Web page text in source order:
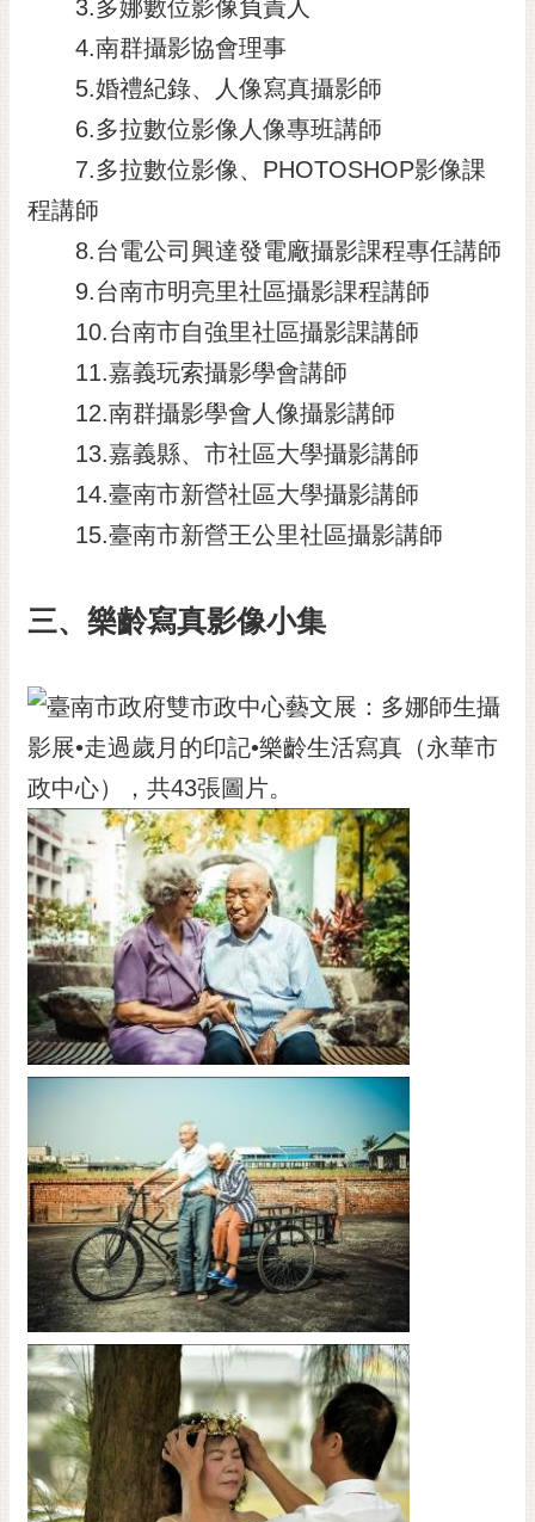
3.多娜數位影像負責人
4.南群攝影協會理事
5.婚禮紀錄、人像寫真攝影師
6.多拉數位影像人像專班講師
7.多拉數位影像、PHOTOSHOP影像課
程講師
8.台電公司興達發電廠攝影課程專任講師
9.台南市明亮里社區攝影課程講師
10.台南市自強里社區攝影課講師
11.嘉義玩索攝影學會講師
12.南群攝影學會人像攝影講師
13.嘉義縣、市社區大學攝影講師
14.臺南市新營社區大學攝影講師
15.臺南市新營王公里社區攝影講師
三、樂齡寫真影像小集